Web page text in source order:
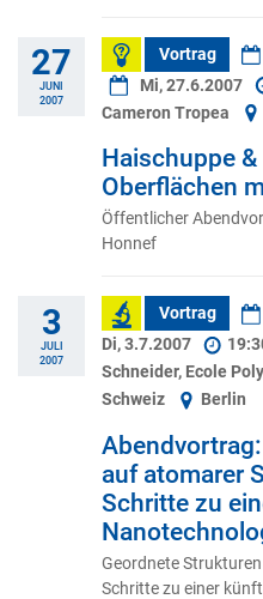
27
JUNI
2007
Vortrag
Mi, 27.6.2007
Cameron Tropea
Haischuppe
Oberflächen
Öffentlicher
Honnef
3
JULI
2007
Vortrag
Di, 3.7.2007
Schneider, Ecole
Schweiz
Berlin
auf atomarer
Schritte zu
Geordnete
Schritte zu einer